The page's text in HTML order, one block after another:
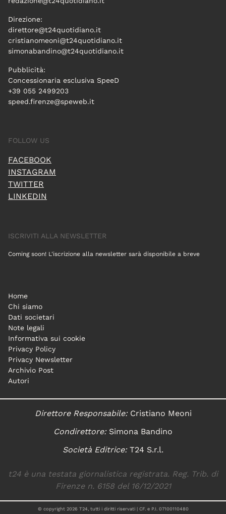
Direzione:
direttore@t24quotidiano.it
cristianomeoni@t24quotidiano.it
simonabandino@t24quotidiano.it
Pubblicità:
Concessionaria esclusiva SpeeD
+39 055 2499203
speed.firenze@speweb.it
FOLLOW US
FACEBOOK
INSTAGRAM
TWITTER
LINKEDIN
ISCRIVITI ALLA NEWSLETTER
Coming soon! L'iscrizione alla newsletter sarà disponibile a breve
Home
Chi siamo
Dati societari
Note legali
Informativa sui cookie
Privacy Policy
Privacy Newsletter
Archivio Post
Autori
Direttore Responsabile:Cristiano Meoni
Condirettore:Simona Bandino
Società Editrice:T24 S.r.l.
t24 è una testata giornalistica registrata. Reg. Trib. di
Firenze n. 6158 del 16/12/2021
© copyright 2026 T24, tutti i diritti riservati | CF. e P.I. 07100110480